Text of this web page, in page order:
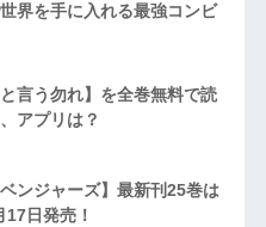
界を手に入れる最強コンビ
と言う勿れ】を全巻無料で読
アプリは？
ベンジャーズ】最新刊25巻は
日発売！